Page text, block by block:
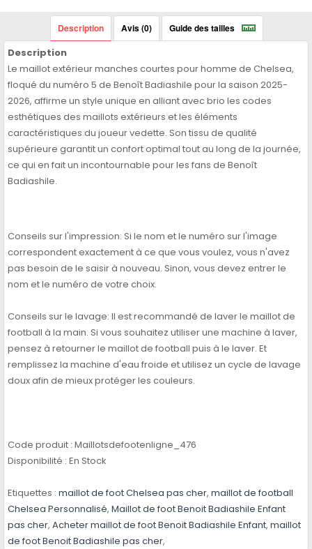
Description Avis (0) Guide des tailles
Description
Le maillot extérieur manches courtes pour homme de Chelsea,
floqué du numéro 5 de Benoît Badiashile pour la saison 2025-
2026, affirme un style unique en alliant avec brio les codes
esthétiques des maillots extérieurs et les éléments
caractéristiques du joueur vedette. Son tissu de qualité
supérieure garantit un confort optimal tout au long de la journée,
ce qui en fait un incontournable pour les fans de Benoît
Badiashile.
Conseils sur l'impression: Si le nom et le numéro sur l'image
correspondent exactement à ce que vous voulez, vous n'avez
pas besoin de le saisir à nouveau. Sinon, vous devez entrer le
nom et le numéro de votre choix.
Conseils sur le lavage: Il est recommandé de laver le maillot de
football à la main. Si vous souhaitez utiliser une machine à laver,
pensez à retourner le maillot de football puis à le laver. Et
remplissez la machine d'eau froide et utilisez un cycle de lavage
doux afin de mieux protéger les couleurs.
Code produit : Maillotsdefootenligne_476
Disponibilité : En Stock
Etiquettes : maillot de foot Chelsea pas cher, maillot de football
Chelsea Personnalisé, Maillot de foot Benoit Badiashile Enfant
pas cher, Acheter maillot de foot Benoit Badiashile Enfant, maillot
de foot Benoit Badiashile pas cher,